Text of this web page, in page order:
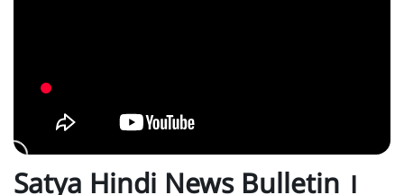
Satya Hindi News Bulletin ।